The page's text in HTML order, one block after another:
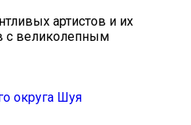
артистов и их
с великолепным
округа Шуя